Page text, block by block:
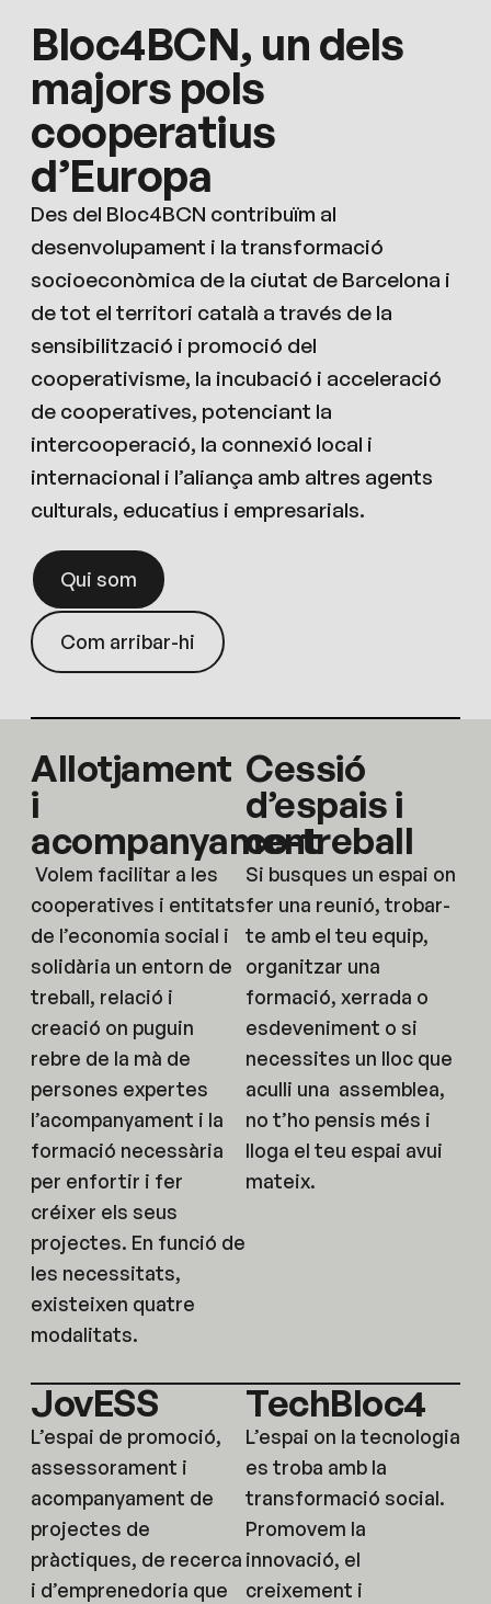
Bloc4BCN, un dels
majors pols
cooperatius
d’Europa
Des del Bloc4BCN contribuïm al
desenvolupament i la transformació
socioeconòmica de la ciutat de Barcelona i
de tot el territori català a través de la
sensibilització i promoció del
cooperativisme, la incubació i acceleració
de cooperatives, potenciant la
intercooperació, la connexió local i
internacional i l’aliança amb altres agents
culturals, educatius i empresarials.
Qui som
Com arribar-hi
Allotjament
i
acompanyament
Volem facilitar a les
cooperatives i entitats
de l’economia social i
solidària un entorn de
treball, relació i
creació on puguin
rebre de la mà de
persones expertes
l’acompanyament i la
formació necessària
per enfortir i fer
créixer els seus
projectes. En funció de
les necessitats,
existeixen quatre
modalitats.
Cessió
d’espais i
co-treball
Si busques un espai on
fer una reunió, trobar-
te amb el teu equip,
organitzar una
formació, xerrada o
esdeveniment o si
necessites un lloc que
aculli una assemblea,
no t’ho pensis més i
lloga el teu espai avui
mateix.
JovESS
L’espai de promoció,
assessorament i
acompanyament de
projectes de
pràctiques, de recerca
i d’emprenedoria que
TechBloc4
L’espai on la tecnologia
es troba amb la
transformació social.
Promovem la
innovació, el
creixement i